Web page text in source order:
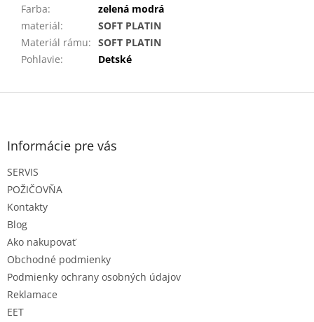
Farba:
zelená modrá
materiál:
SOFT PLATIN
Materiál rámu: SOFT PLATIN
Pohlavie: Detské
Z
Informácie pre vás
SERVIS
POŽIČOVŇA
Kontakty
Blog
Ako nakupovať
Obchodné podmienky
Podmienky ochrany osobných údajov
Reklamace
EET